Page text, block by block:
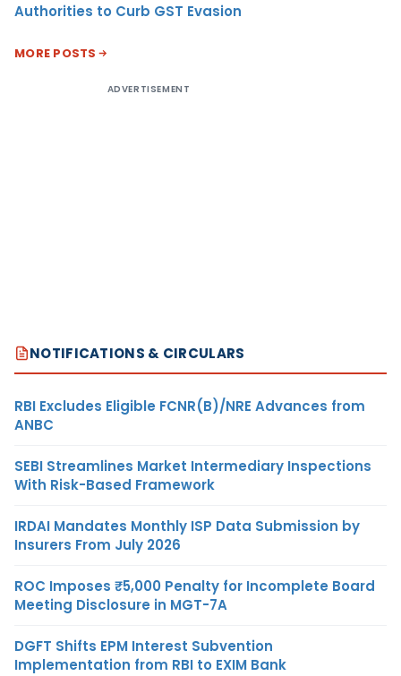
Authorities to Curb GST Evasion
MORE POSTS
ADVERTISEMENT
NOTIFICATIONS & CIRCULARS
RBI Excludes Eligible FCNR(B)/NRE Advances from
ANBC
SEBI Streamlines Market Intermediary Inspections
With Risk-Based Framework
IRDAI Mandates Monthly ISP Data Submission by
Insurers From July 2026
ROC Imposes ₹5,000 Penalty for Incomplete Board
Meeting Disclosure in MGT-7A
DGFT Shifts EPM Interest Subvention
Implementation from RBI to EXIM Bank